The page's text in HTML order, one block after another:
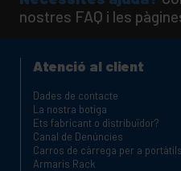
nostres FAQ i les
Atenció al client
Dades de contacte
La nostra botiga
Ets fabricant o distribuïdor?
Canal de Denúncies
Carros de càrrega per a
Armaris Rack